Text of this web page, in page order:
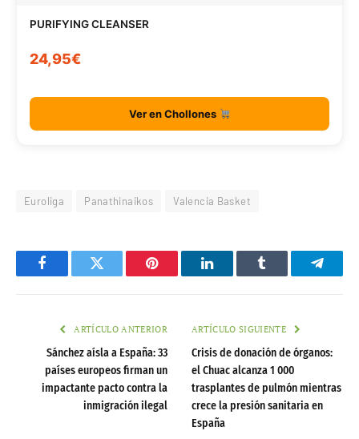
PURIFYING CLEANSER
24,95€
Ver en Chollones
Euroliga Panathinaikos Valencia Basket
FacebookTwitter Pinterest LinkedInTumblr
ARTÍCULO ANTERIOR
Sánchez aísla a España: 33
países europeos firman un
impactante pacto contra la
inmigración ilegal
ARTÍCULO SIGUIENTE
Crisis de donación de órganos:
el Chuac alcanza 1 000
trasplantes de pulmón mientras
crece la presión sanitaria en
España